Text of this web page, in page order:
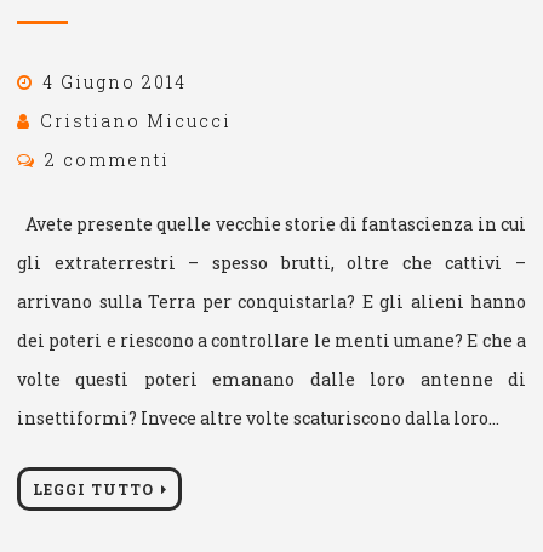
4 Giugno 2014
Cristiano Micucci
2 commenti
Avete presente quelle vecchie storie di fantascienza in cui
gli extraterrestri – spesso brutti, oltre che cattivi –
arrivano sulla Terra per conquistarla? E gli alieni hanno
dei poteri e riescono a controllare le menti umane? E che a
volte questi poteri emanano dalle loro antenne di
insettiformi? Invece altre volte scaturiscono dalla loro…
LEGGI TUTTO